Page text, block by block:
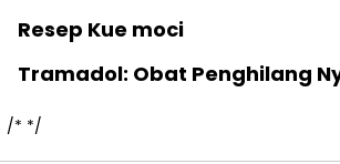
Resep Kue moci
Tramadol: Obat Penghilang
/* */